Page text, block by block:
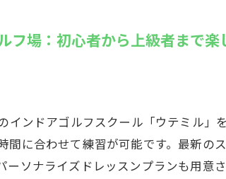
フ場：初心者から上級者まで
インドアゴルフスクール「ウテミル
間に合わせて練習が可能です。最新
ーソナライズドレッスンプランも用意